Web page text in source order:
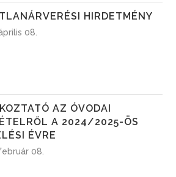
HIRDETMÉNY
08.
AZ ÓVODAI
A 2024/2025-ÖS
ÉVRE
08.